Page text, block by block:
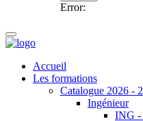
Error:
Accueil
Les formations
Catalogue 2026 -
Ingénieur
ING -